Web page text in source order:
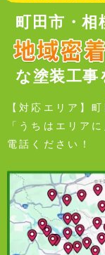
町田市・相
な塗装工事
【対応エリア】
「うちはエリア
電話ください！